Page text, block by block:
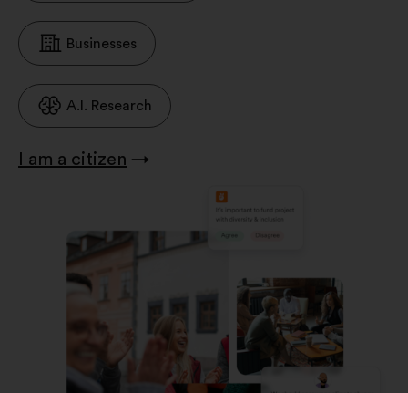
Businesses
A.I. Research
I am a citizen →